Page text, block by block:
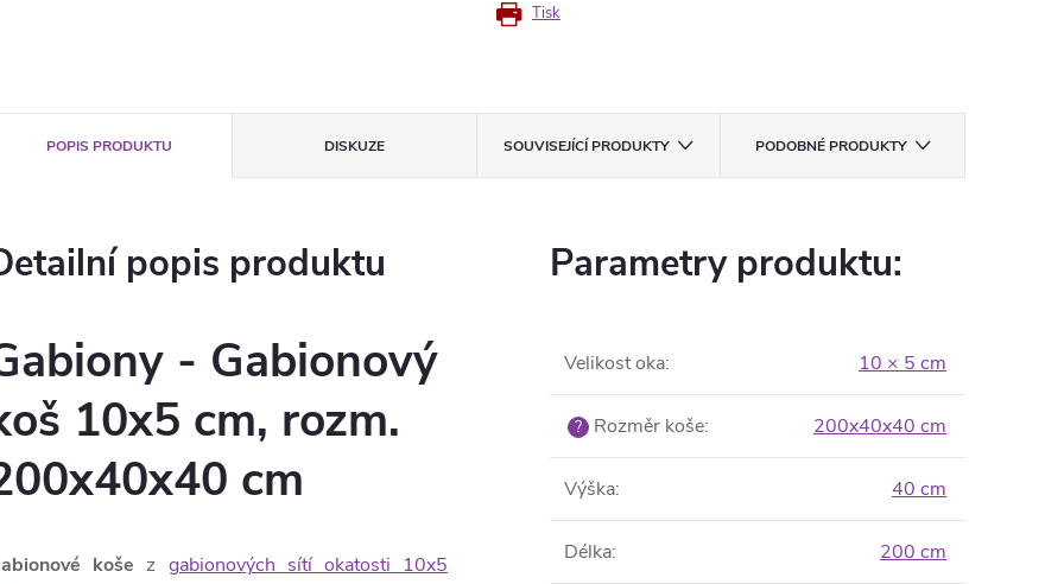
Tisk
POPIS PRODUKTU DISKUZE SOUVISEJÍCÍ PRODUKTY PODOBNÉ PRODUKTY
popis produktu
- Gabionový
10x5 cm, rozm.
cm
koše z gabionových sítí okatosti 10x5
Parametry produktu:
Velikost oka: 10 × 5 cm
? Rozměr koše: 200x40x40 cm
Výška: 40 cm
Délka: 200 cm